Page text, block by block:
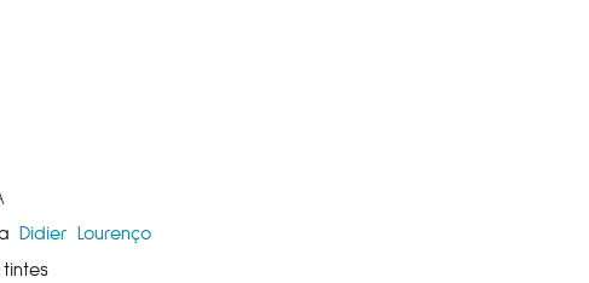
Didier Lourenço